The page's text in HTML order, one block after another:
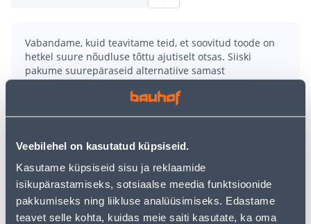
Veebilehel on kasutatud küpsiseid.
Kasutame küpsiseid sisu ja reklaamide
isikupärastamiseks, sotsiaalse meedia funktsioonide
pakkumiseks ning liikluse analüüsimiseks. Edastame
teavet selle kohta, kuidas meie saiti kasutate, ka oma
Vabandame, kuid teavitame teid, et soovitud toode on
hetkel suure nõudluse tõttu ajutiselt otsas. Siiski
pakume suurepäraseid alternatiive samast
tootekategooriast, mis võivad teile sama palju rõõmu
kasutades meie võimsat otsingufunktsiooni, et leida
veelgi meelepärasemad valikuid. Head ostlemist!
Tarne pole võimalik